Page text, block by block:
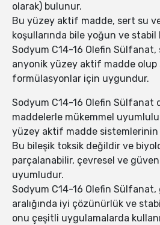
olarak) bulunur.
Bu yüzey aktif madde, sert su ve
koşullarında bile yoğun ve
Sodyum C14-16 Olefin
anyonik yüzey aktif madde
formülasyonlar için uygundur.
Sodyum C14-16 Olefin Sülfanat
maddelerle mükemmel
yüzey aktif madde sistemlerinin
Bu bileşik toksik değildir ve
parçalanabilir, çevresel ve
uyumludur.
Sodyum C14-16 Olefin Sülfanat,
aralığında iyi çözünürlük ve
onu çeşitli uygulamalarda